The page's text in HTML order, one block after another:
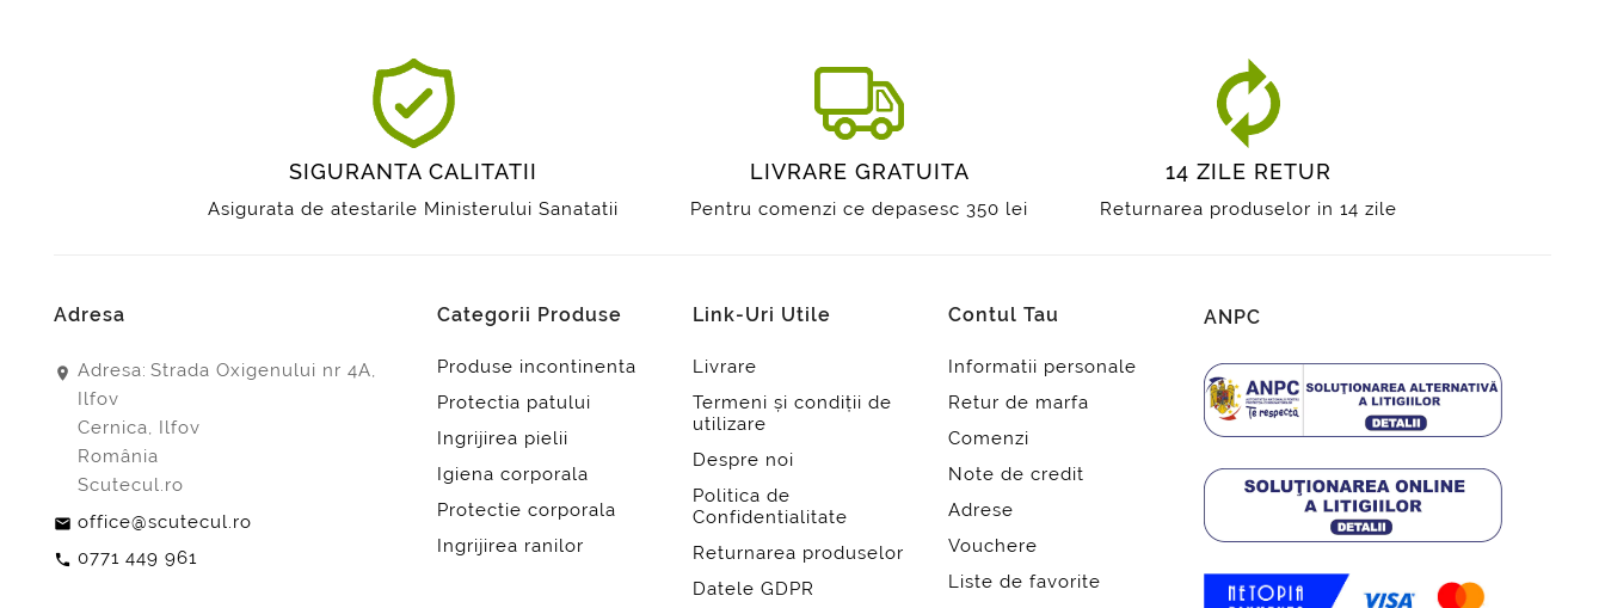
SIGURANTA CALITATII
Asigurata de atestarile Ministerului Sanatatii
LIVRARE GRATUITA
Pentru comenzi ce depasesc 350 lei
14 ZILE RETUR
Returnarea produselor in 14 zile
Adresa
Adresa: Strada Oxigenului nr 4A,
Ilfov
Cernica, Ilfov
România
Scutecul.ro
office@scutecul.ro
0771 449 961
Categorii Produse
Produse incontinenta
Protectia patului
Ingrijirea pielii
Igiena corporala
Protectie corporala
Ingrijirea ranilor
Link-Uri Utile
Livrare
Termeni și condiții de
utilizare
Despre noi
Politica de
Confidentialitate
Returnarea produselor
Datele GDPR
Contul Tau
Informatii personale
Retur de marfa
Comenzi
Note de credit
Adrese
Vouchere
Liste de favorite
ANPC